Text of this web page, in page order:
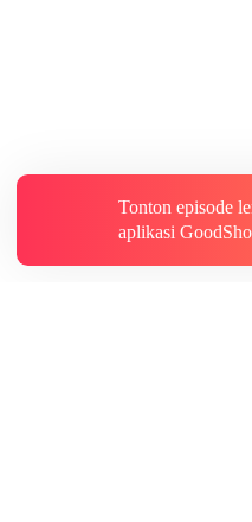
Tonton episode
aplikasi